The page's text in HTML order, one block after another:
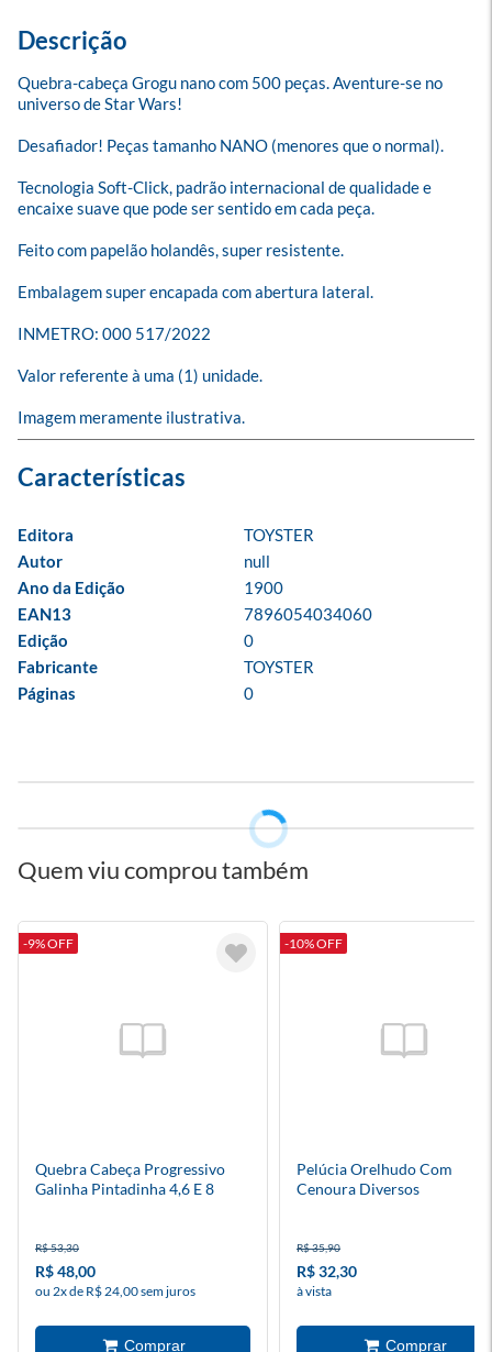
Descrição
Quebra-cabeça Grogu nano com 500 peças. Aventure-se no
universo de Star Wars!
Desafiador! Peças tamanho NANO (menores que o normal).
Tecnologia Soft-Click, padrão internacional de qualidade e
encaixe suave que pode ser sentido em cada peça.
Feito com papelão holandês, super resistente.
Embalagem super encapada com abertura lateral.
INMETRO: 000 517/2022
Valor referente à uma (1) unidade.
Imagem meramente ilustrativa.
Editora
TOYSTER
Autor
null
Ano da Edição
1900
EAN13
7896054034060
Edição
0
Fabricante
TOYSTER
Páginas
0
Quem viu comprou também
-9% OFF
Quebra Cabeça Progressivo
Galinha Pintadinha 4,6 E 8
R$ 53,30
R$ 48,00
ou 2x de R$ 24,00 sem juros
-10% OFF
Pelúcia Orelhudo Com
Cenoura Diversos
R$ 35,90
R$ 32,30
à vista